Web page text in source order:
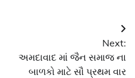
Next:
અમદાવાદ માં જૈન સમાજ ના
બાળકો માટે સૌ પ્રથમ વાર